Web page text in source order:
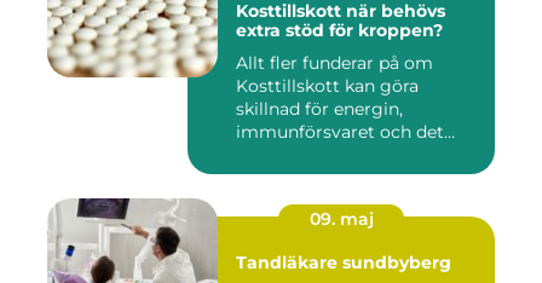
Kosttillskott när behövs
extra stöd för kroppen?
Allt fler funderar på om
Kosttillskott kan göra
skillnad för energin,
immunförsvaret och det
09. maj
Tandläkare sundbyberg